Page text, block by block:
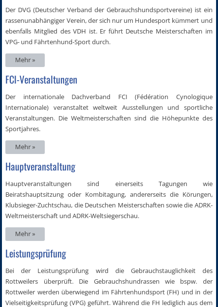
Der DVG (Deutscher Verband der Gebrauchshundsportvereine) ist ein
rassenunabhängiger Verein, der sich nur um Hundesport kümmert und
ebenfalls Mitglied des VDH ist. Er führt Deutsche Meisterschaften im
VPG- und Fährtenhund-Sport durch.
Mehr »
FCI-Veranstaltungen
Der internationale Dachverband FCI (Fédération Cynologique
Internationale) veranstaltet weltweit Ausstellungen und sportliche
Veranstaltungen. Die Weltmeisterschaften sind die Höhepunkte des
Sportjahres.
Mehr »
Hauptveranstaltung
Hauptveranstaltungen sind einerseits Tagungen wie
Beiratshauptsitzung oder Kombitagung, andererseits die Körungen,
Klubsieger-Zuchtschau, die Deutschen Meisterschaften sowie die ADRK-
Weltmeisterschaft und ADRK-Weltsiegerschau.
Mehr »
Leistungsprüfung
Bei der Leistungsprüfung wird die Gebrauchstauglichkeit des
Rottweilers überprüft. Die Gebrauchshundrassen wie bspw. der
Rottweiler werden überwiegend im Fährtenhundsport (FH) und in der
Vielseitigkeitsprüfung (VPG) geführt. Während die FH lediglich aus dem